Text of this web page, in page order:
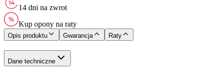
14 dni na zwrot
Kup opony na raty
Opis produktu Gwarancja Raty
Dane techniczne